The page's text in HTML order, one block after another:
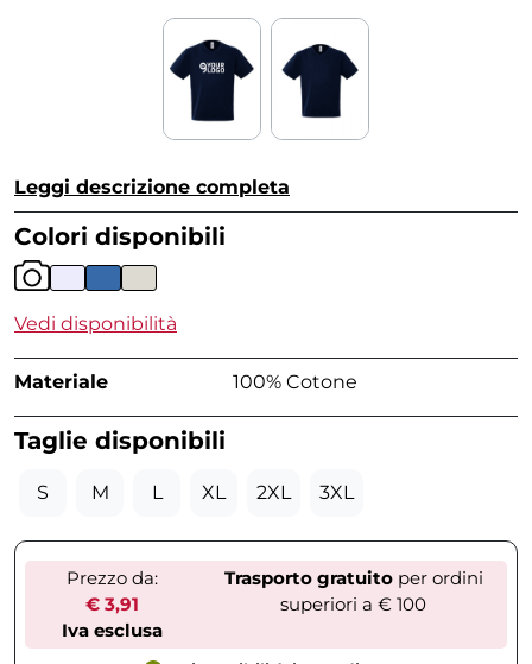
Leggi descrizione completa
Colori disponibili
Vedi disponibilità
Materiale 100% Cotone
Taglie disponibili
S M L XL 2XL 3XL
Prezzo da:
€ 3,91
Iva esclusa
Trasporto gratuitoper ordini
superiori a € 100